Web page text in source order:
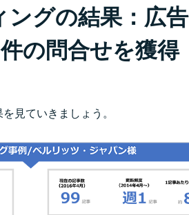
グの結果：広
の問合せを獲得
見ていきましょう。